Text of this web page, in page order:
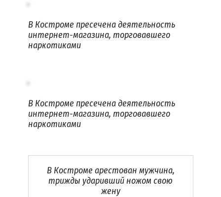
В Костроме пресечена деятельность
интернет-магазина, торговавшего
наркотиками
В Костроме пресечена деятельность
интернет-магазина, торговавшего
наркотиками
В Костроме арестован мужчина,
трижды ударивший ножом свою
жену